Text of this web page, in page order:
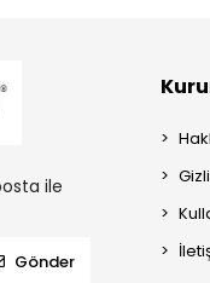
ile
Gönder